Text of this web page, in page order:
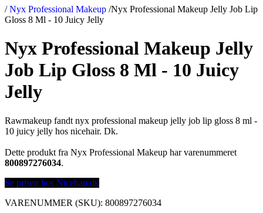
/ Nyx Professional Makeup /Nyx Professional Makeup Jelly Job Lip
Gloss 8 Ml - 10 Juicy Jelly
Nyx Professional Makeup Jelly
Job Lip Gloss 8 Ml - 10 Juicy
Jelly
Rawmakeup fandt nyx professional makeup jelly job lip gloss 8 ml -
10 juicy jelly hos nicehair. Dk.
Dette produkt fra Nyx Professional Makeup har varenummeret
800897276034.
Se prisen hos Nicehair.dk
VARENUMMER (SKU): 800897276034